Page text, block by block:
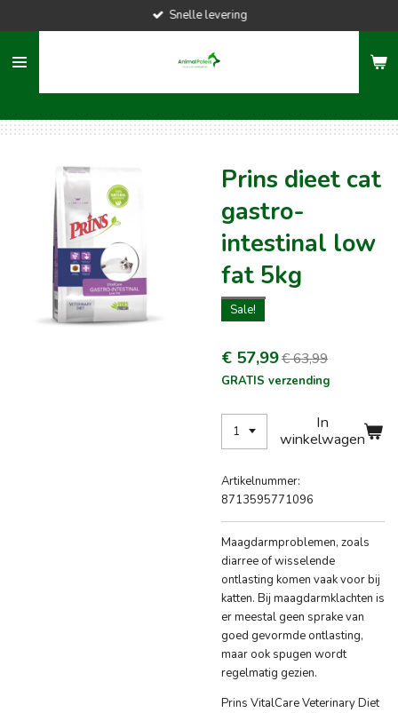
naar
hoofdinhoud
Snelle levering
Prins dieet cat
gastro-
intestinal low
fat 5kg
Sale!
€ 57,99€ 63,99
GRATIS verzending
In
winkelwagen
Artikelnummer:
8713595771096
Maagdarmproblemen, zoals
diarree of wisselende
ontlasting komen vaak voor bij
katten. Bij maagdarmklachten is
er meestal geen sprake van
goed gevormde ontlasting,
maar ook spugen wordt
regelmatig gezien.
Prins VitalCare Veterinary Diet